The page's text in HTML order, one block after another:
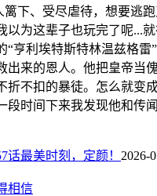
篱下、受尽虐待，想要逃
以为这辈子也玩完了呢...
“亨利埃特斯特林温兹格雷
出来的恩人。他把皇帝当
折不扣的暴徒。怎么就变
段时间下来我发现他和传
话最美时刻，定颜！ 2026-
相信